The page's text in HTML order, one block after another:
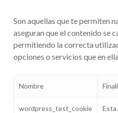
Son aquellas que te permiten
aseguran que el contenido se
permitiendo la correcta
opciones o servicios que en
Nombre
wordpress_test_cookie
Esta